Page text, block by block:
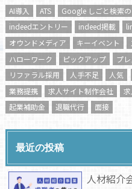
AI導入 ATS Google しごと検索
indeedエントリー
indeed掲載
オウンドメディア
キーイベント
ハローワーク
ピックアップ プ
リファラル採用
人手不足 人気
業務提携
求人サイト制作会社
起業補助金
退職代行 面接
最近の投稿
人材紹介